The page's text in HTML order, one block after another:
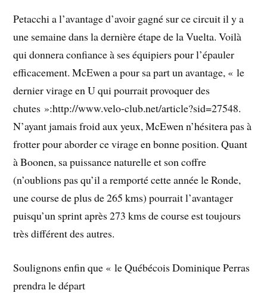
Petacchi a l’avantage d’avoir gagné sur ce circuit il y a
une semaine dans la dernière étape de la Vuelta. Voilà
qui donnera confiance à ses équipiers pour l’épauler
efficacement. McEwen a pour sa part un avantage, « le
dernier virage en U qui pourrait provoquer des
chutes »:http://www.velo-club.net/article?sid=27548.
N’ayant jamais froid aux yeux, McEwen n’hésitera pas à
frotter pour aborder ce virage en bonne position. Quant
à Boonen, sa puissance naturelle et son coffre
(n’oublions pas qu’il a remporté cette année le Ronde,
une course de plus de 265 kms) pourrait l’avantager
puisqu’un sprint après 273 kms de course est toujours
très différent des autres.
Soulignons enfin que « le Québécois Dominique Perras
prendra le départ